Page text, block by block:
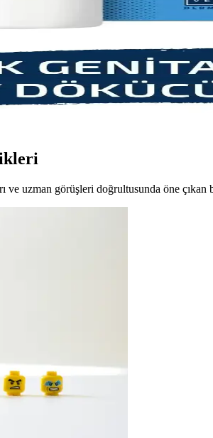
sonuçlar sağlar. Evde kolayca
sonuçlarıyla tüy sorunlarına çözüm
Hakkında Bilgiler
uzman görüşleri doğrultusunda öne çıkan